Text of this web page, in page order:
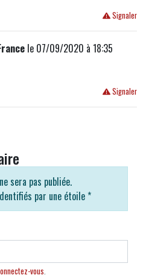
Signaler
le 07/09/2020 à 18:35
Signaler
sera pas publiée.
par une étoile *
vous